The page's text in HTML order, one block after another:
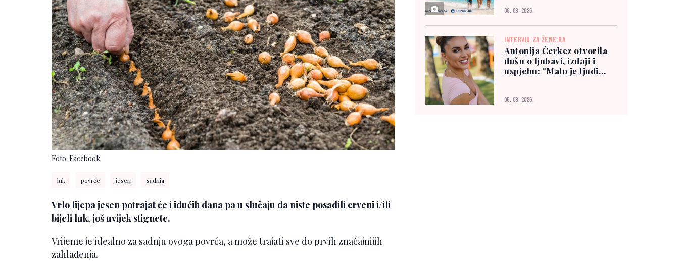
Foto: Facebook
luk povrće jesen sadnja
Vrlo lijepa jesen potrajat će i idućih dana pa u slučaju da niste posadili crveni i/ili
bijeli luk, još uvijek stignete.
Vrijeme je idealno za sadnju ovoga povrća, a može trajati sve do prvih značajnijih
zahlađenja.
06. 08. 2026.
INTERVJU ZA ŽENE.BA
Antonija Čerkez otvorila
dušu o ljubavi, izdaji i
uspjehu: "Malo je ljudi
05. 08. 2026.